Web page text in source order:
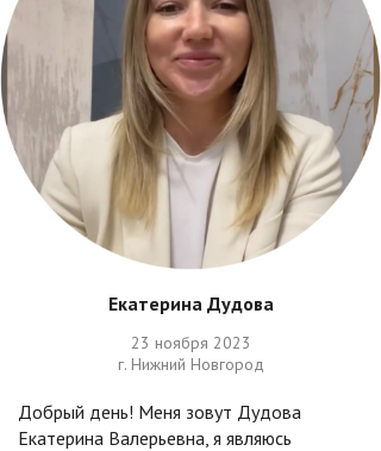
Екатерина Дудова
23 ноября 2023
г. Нижний Новгород
Добрый день! Меня зовут Дудова
Екатерина Валерьевна, я являюсь